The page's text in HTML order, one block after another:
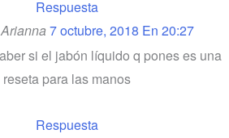
Respuesta
Arianna 7 octubre, 2018 En 20:27
si el jabón líquido q pones es una
reseta para las manos
Respuesta